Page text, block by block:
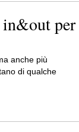
per
anche più
di qualche